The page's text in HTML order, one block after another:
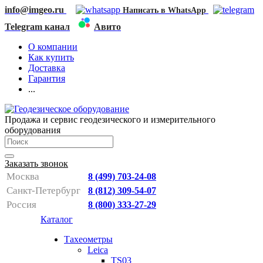
info@imgeo.ru Написать в WhatsApp
Telegram канал
Авито
О компании
Как купить
Доставка
Гарантия
...
Продажа и сервис геодезического и измерительного
оборудования
Заказать звонок
Москва 8 (499) 703-24-08
Санкт-Петербург 8 (812) 309-54-07
Россия 8 (800) 333-27-29
Каталог
Тахеометры
Leica
TS03